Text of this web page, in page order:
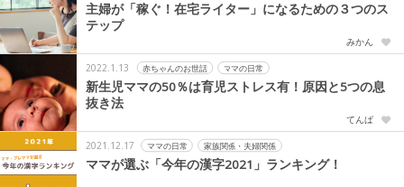
主婦が「稼ぐ！在宅ライター」になるための３つのス
テップ
みかん
2022.1.13 赤ちゃんのお世話 ママの日常
新生児ママの50％は育児ストレス有！原因と5つの息
抜き法
てんぱ
2021.12.17 ママの日常 家族関係・夫婦関係
ママが選ぶ「今年の漢字2021」ランキング！